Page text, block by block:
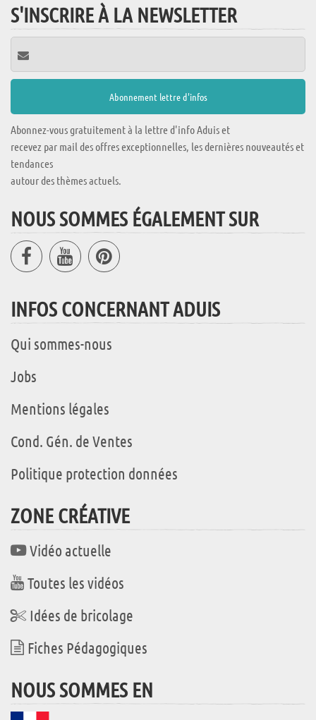
S'INSCRIRE À LA NEWSLETTER
Abonnez-vous gratuitement à la lettre d'info Aduis et
recevez par mail des offres exceptionnelles, les dernières nouveautés et
tendances
autour des thèmes actuels.
NOUS SOMMES ÉGALEMENT SUR
INFOS CONCERNANT ADUIS
Qui sommes-nous
Jobs
Mentions légales
Cond. Gén. de Ventes
Politique protection données
ZONE CRÉATIVE
Vidéo actuelle
Toutes les vidéos
Idées de bricolage
Fiches Pédagogiques
NOUS SOMMES EN